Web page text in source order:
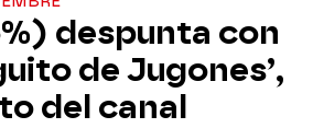
despunta con
de Jugones’,
del canal